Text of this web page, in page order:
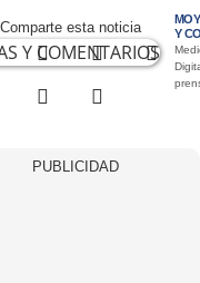
Y
Comparte esta noticia
PUBLICIDAD